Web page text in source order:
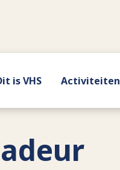
is VHS Activiteiten